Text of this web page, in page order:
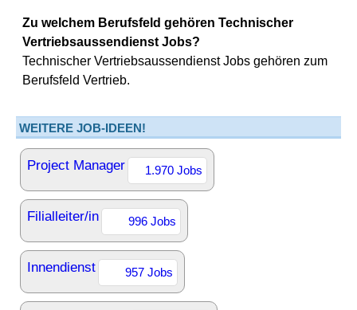
Zu welchem Berufsfeld gehören Technischer
Vertriebsaussendienst Jobs?
Technischer Vertriebsaussendienst Jobs gehören zum
Berufsfeld Vertrieb.
WEITERE JOB-IDEEN!
Project Manager 1.970 Jobs
Filialleiter/in 996 Jobs
Innendienst 957 Jobs